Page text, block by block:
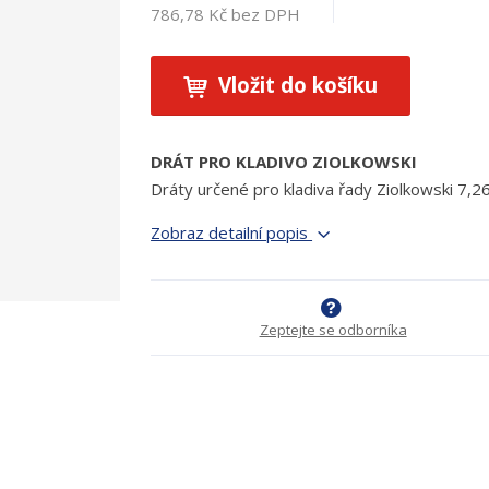
786,78 Kč bez DPH
Vložit do košíku
DRÁT PRO KLADIVO ZIOLKOWSKI
Dráty určené pro kladiva řady Ziolkowski
Zobraz detailní popis
Zeptejte se odborníka